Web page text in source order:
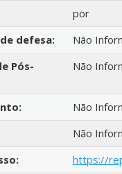
por
defesa:
Não
Pós-
Não
Não
Não
https://